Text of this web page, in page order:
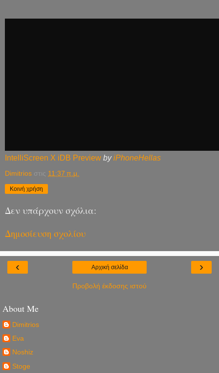
IntelliScreen X iDB Preview byiPhoneHellas
Dimitrios στις 11:37 π.μ.
Κοινή χρήση
Δεν υπάρχουν σχόλια:
Δημοσίευση σχολίου
‹ ›
Αρχική σελίδα
Προβολή έκδοσης ιστού
About Me
Dimitrios
Eva
Noshiz
Stoge